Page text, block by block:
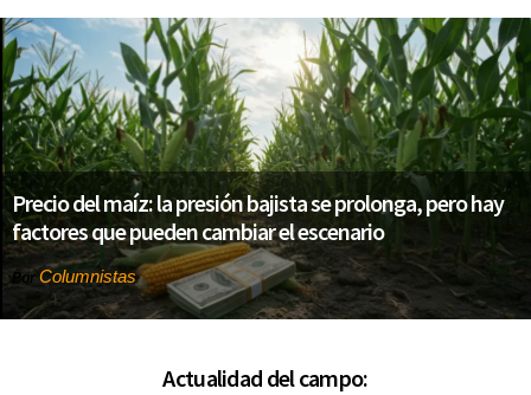
Precio del maíz: la presión bajista se prolonga, pero hay
factores que pueden cambiar el escenario
Por Columnistas
Actualidad del campo: